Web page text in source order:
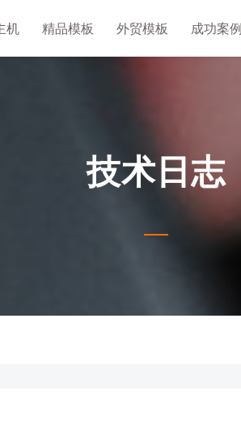
机 精品模板 外贸模板 成功案例
技术日志